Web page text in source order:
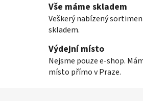
u
Vše máme skladem
Veškerý nabízený
skladem.
Výdejní místo
Nejsme pouze e-shop.
místo přímo v Praze.